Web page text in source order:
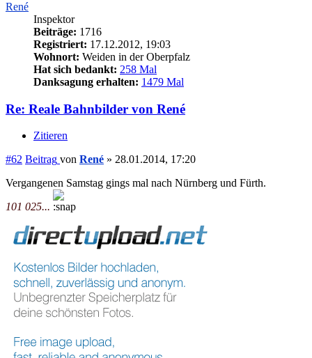
René
Inspektor
Beiträge: 1716
Registriert: 17.12.2012, 19:03
Wohnort: Weiden in der Oberpfalz
Hat sich bedankt: 258 Mal
Danksagung erhalten: 1479 Mal
Re: Reale Bahnbilder von René
Zitieren
#62 Beitrag von René » 28.01.2014, 17:20
Vergangenen Samstag gings mal nach Nürnberg und Fürth.
101 025...